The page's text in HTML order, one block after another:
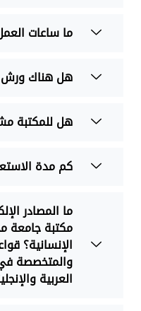
ما ساعات
هل هناك ورش
هل للمكتبة
كم مدة
ما المصادر
مكتبة جامعة
الإنسانية؟
والمتخصصة في
العربية